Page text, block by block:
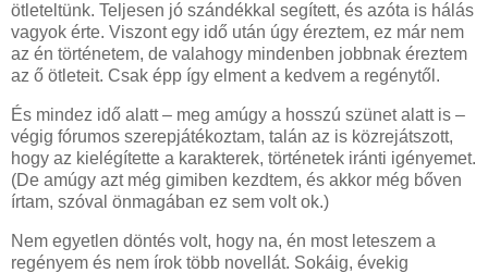
ötleteltünk. Teljesen jó szándékkal segített, és azóta is hálás
vagyok érte. Viszont egy idő után úgy éreztem, ez már nem
az én történetem, de valahogy mindenben jobbnak éreztem
az ő ötleteit. Csak épp így elment a kedvem a regénytől.
És mindez idő alatt – meg amúgy a hosszú szünet alatt is –
végig fórumos szerepjátékoztam, talán az is közrejátszott,
hogy az kielégítette a karakterek, történetek iránti igényemet.
(De amúgy azt még gimiben kezdtem, és akkor még bőven
írtam, szóval önmagában ez sem volt ok.)
Nem egyetlen döntés volt, hogy na, én most leteszem a
regényem és nem írok több novellát. Sokáig, évekig